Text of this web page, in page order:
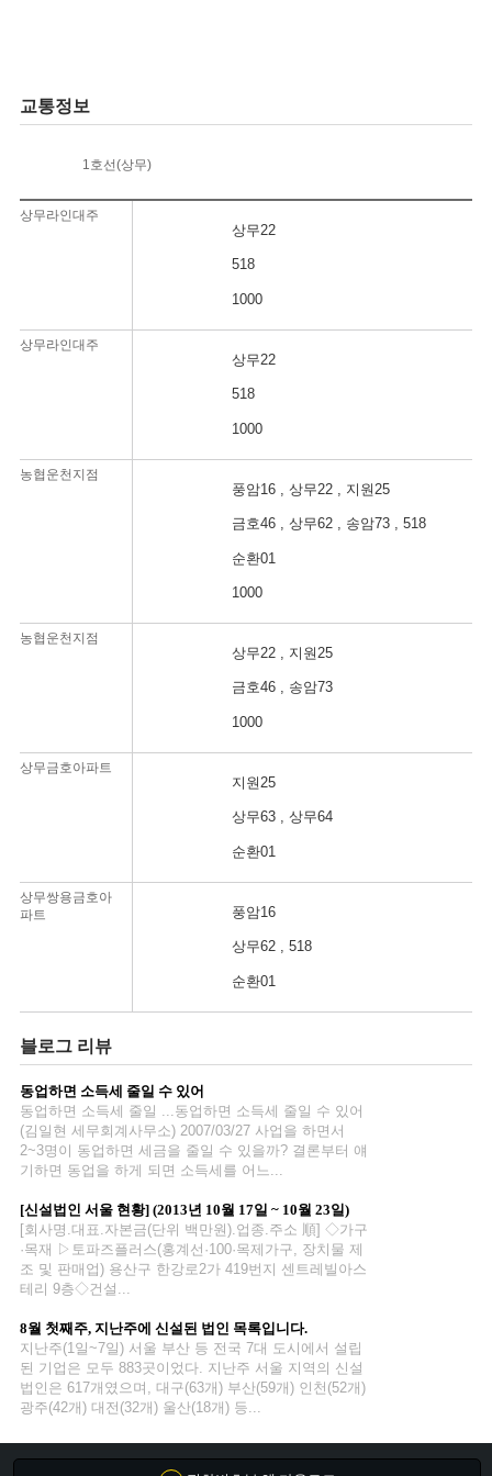
교통정보
1호선(상무)
상무라인대주
상무22
518
1000
상무라인대주
상무22
518
1000
농협운천지점
풍암16 , 상무22 , 지원25
지
금호46 , 상무62 , 송암73 , 518
급
순환01
공
1000
농협운천지점
상무22 , 지원25
지
금호46 , 송암73
공
1000
상무금호아파트
간
지원25
지
상무63 , 상무64
급
순환01
상무쌍용금호아
파트
풍암16
상무62 , 518
순환01
블로그 리뷰
동업하면 소득세 줄일 수 있어
동업하면 소득세 줄일 ...동업하면 소득세 줄일 수 있어
(김일현 세무회계사무소) 2007/03/27 사업을 하면서
2~3명이 동업하면 세금을 줄일 수 있을까? 결론부터 얘
기하면 동업을 하게 되면 소득세를 어느...
[신설법인 서울 현황] (2013년 10월 17일 ~ 10월 23일)
[회사명.대표.자본금(단위 백만원).업종.주소 順] ◇가구
·목재 ▷토파즈플러스(홍계선·100·목제가구, 장치물 제
조 및 판매업) 용산구 한강로2가 419번지 센트레빌아스
테리 9층◇건설...
8월 첫째주, 지난주에 신설된 법인 목록입니다.
지난주(1일~7일) 서울 부산 등 전국 7대 도시에서 설립
된 기업은 모두 883곳이었다. 지난주 서울 지역의 신설
법인은 617개였으며, 대구(63개) 부산(59개) 인천(52개)
광주(42개) 대전(32개) 울산(18개) 등...